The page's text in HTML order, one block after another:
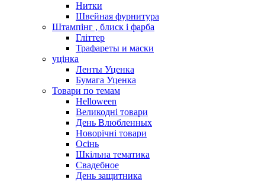
Нитки
Швейная фурнитура
Штампінг , блиск і фарба
Гліттер
Трафареты и маски
уцінка
Ленты Уценка
Бумага Уценка
Товари по темам
Helloween
Великодні товари
День Влюбленных
Новорічні товари
Осінь
Шкільна тематика
Свадебное
День защитника